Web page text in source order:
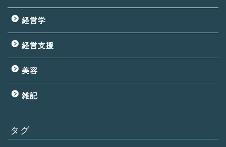
経営学
経営支援
美容
雑記
タグ